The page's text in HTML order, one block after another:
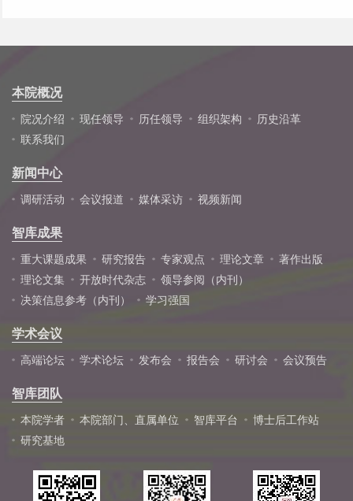
本院概况
院况介绍 现任领导 历任领导 组织架构
历史沿革
联系我们
新闻中心
调研活动 会议报道 媒体采访 视频新闻
智库成果
重大课题成果 研究报告 专家观点 理论文章
著作出版
理论文集
开放时代杂志
领导参阅（内刊）
决策信息参考（内刊）
学习强国
学术会议
高端论坛 学术论坛 发布会 报告会 研讨会 会议预告
智库团队
本院学者 本院部门、直属单位 智库平台
博士后工作站
研究基地